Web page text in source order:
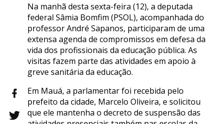
Na manhã desta sexta-feira (12), a deputada
federal Sâmia Bomfim (PSOL), acompanhada do
professor André Sapanos, participaram de uma
extensa agenda de compromissos em defesa da
vida dos profissionais da educação pública. As
visitas fazem parte das atividades em apoio à
greve sanitária da educação.
Em Mauá, a parlamentar foi recebida pelo
prefeito da cidade, Marcelo Oliveira, e solicitou
que ele mantenha o decreto de suspensão das